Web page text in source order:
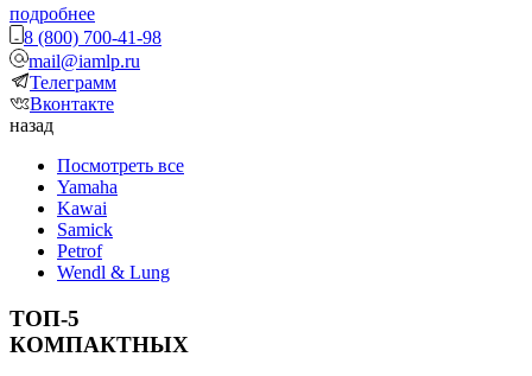
подробнее
8 (800) 700-41-98
mail@iamlp.ru
Телеграмм
Вконтакте
назад
Посмотреть все
Yamaha
Kawai
Samick
Petrof
Wendl & Lung
ТОП-5
КОМПАКТНЫХ